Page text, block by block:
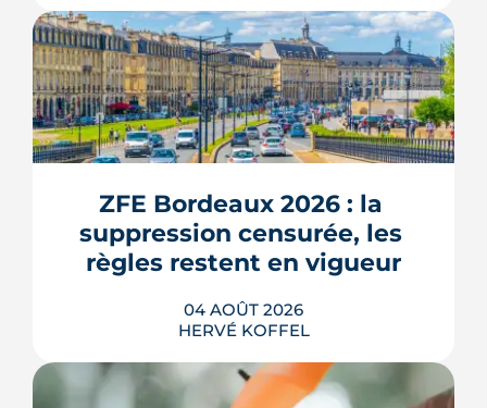
Entre la gare Saint-Jean et le fleuve, un
ancien secteur d'entrepôts et de chais
devient l'une des vitrines de Bordeaux
chantier Canopia, futur parc Descas :
voici où en est ce morceau de ville en
train de se recoudre.
LIRE L'ARTICLE
ZFE Bordeaux 2026 : la
suppression censurée, les
règles restent en vigueur
04 AOÛT 2026
HERVÉ KOFFEL